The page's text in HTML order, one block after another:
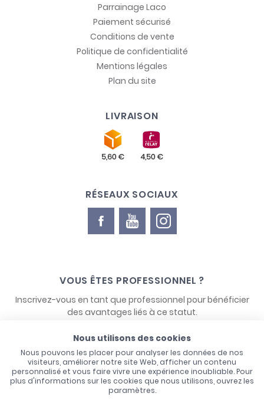
Parrainage Laco
Paiement sécurisé
Conditions de vente
Politique de confidentialité
Mentions légales
Plan du site
LIVRAISON
RÉSEAUX SOCIAUX
VOUS ÊTES PROFESSIONNEL ?
Inscrivez-vous en tant que professionnel pour bénéficier
des avantages liés à ce statut.
Nous utilisons des cookies
Nous pouvons les placer pour analyser les données de nos
visiteurs, améliorer notre site Web, afficher un contenu
personnalisé et vous faire vivre une expérience inoubliable. Pour
plus d'informations sur les cookies que nous utilisons, ouvrez les
paramètres.